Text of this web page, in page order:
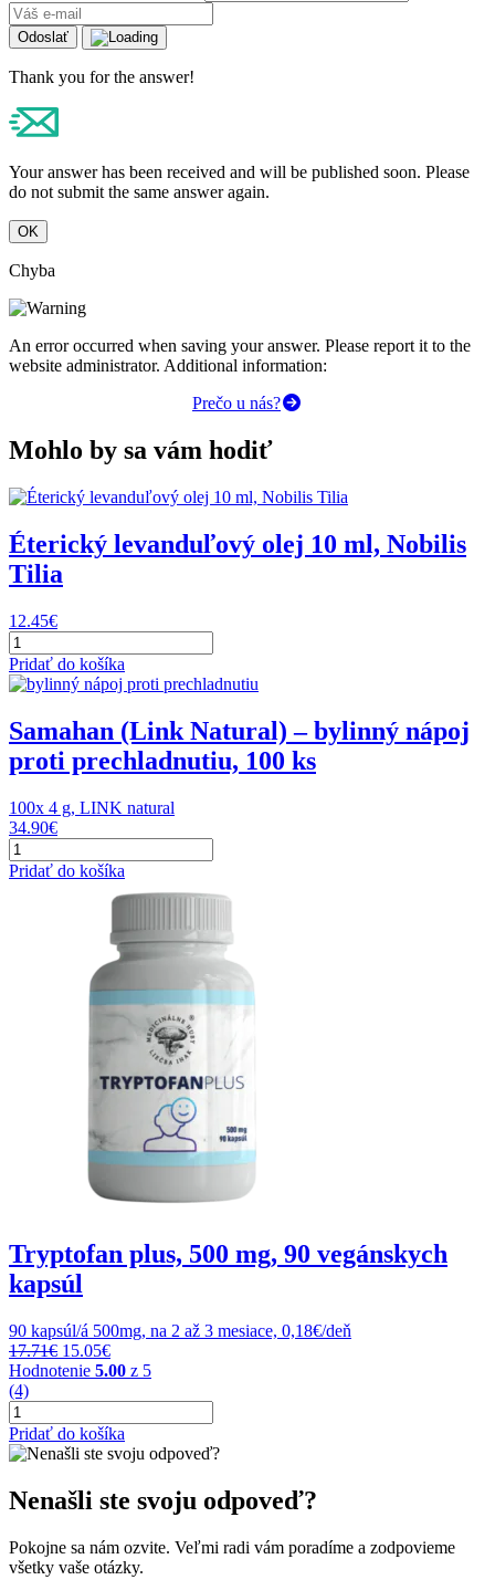
Odoslať
Thank you for the answer!
Your answer has been received and will be published soon. Please
do not submit the same answer again.
OK
Chyba
An error occurred when saving your answer. Please report it to the
website administrator. Additional information:
Prečo u nás?
Mohlo by sa vám hodiť
Éterický levanduľový olej 10 ml, Nobilis
Tilia
12.45€
množstvo
Éterický
levanduľový
10
ml,
Nobilis
Tilia
Pridať do košíka
Samahan (Link Natural) – bylinný nápoj
proti prechladnutiu, 100 ks
100x 4 g, LINK natural
34.90€
množstvo
Samahan
prechladnutiu,
Pridať do košíka
Tryptofan plus, 500 mg, 90 vegánskych
kapsúl
90 kapsúl/á 500mg, na 2 až 3 mesiace, 0,18€/deň
17.71€ Original
price
15.05€Current
price
Hodnotenie 5.00 z 5
(4)
množstvo
Tryptofan
plus,
mg,
90
kapsúl
Pridať do košíka
Nenašli ste svoju odpoveď?
Pokojne sa nám ozvite. Veľmi radi vám poradíme a zodpovieme
všetky vaše otázky.